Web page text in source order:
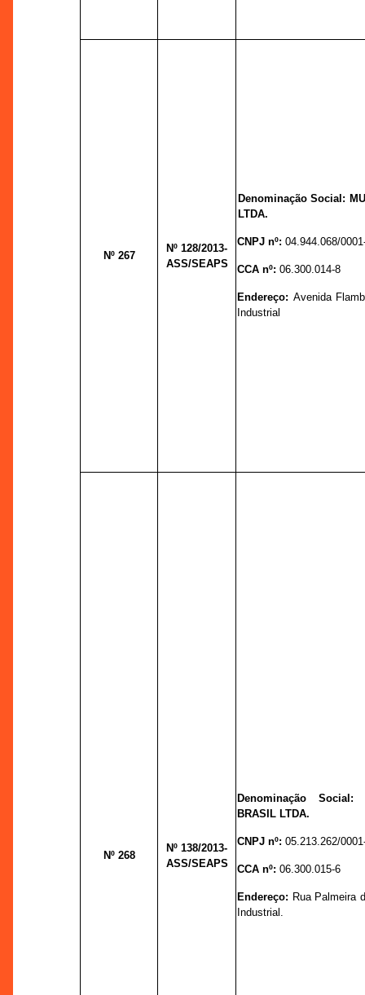
Nº 267
Nº 128/2013-
ASS/SEAPS
Denominação Social:
LTDA.
CNPJ nº:04.944.068/
CCA nº:06.300.014-8
Endereço: Avenida
Industrial
Nº 268
Nº 138/2013-
ASS/SEAPS
Denominação
BRASIL LTDA.
CNPJ nº:05.213.262/
CCA nº:06.300.015-6
Endereço: Rua Palmeira
Industrial.